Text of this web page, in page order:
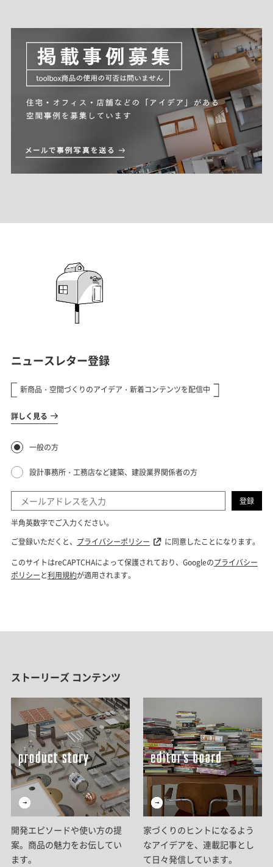
ストーリーズ コンテンツ
開発エピソードや使い方の提
案。商品の魅力をお伝してい
ます。
家づくりのヒントになるよう
なアイデアを、連載記事とし
て日々発信しています。